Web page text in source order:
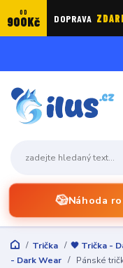
OD
900Kč DOPRAVA
🎲Náhoda
Trička 🖤 Trička -
- Dark Wear
Pánské